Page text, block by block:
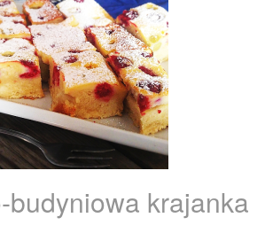
budyniowa krajanka